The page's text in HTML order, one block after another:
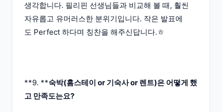
생각합니다. 필리핀 선생님들과 비교해 볼 때, 훨씬
자유롭고 유머러스한 분위기입니다. 작은 발표에
도 Perfect 하다며 칭찬을 해주신답니다.ㅎ
**9. **숙박(홈스테이 or 기숙사 or 렌트)은 어떻게 했
고 만족도는요?